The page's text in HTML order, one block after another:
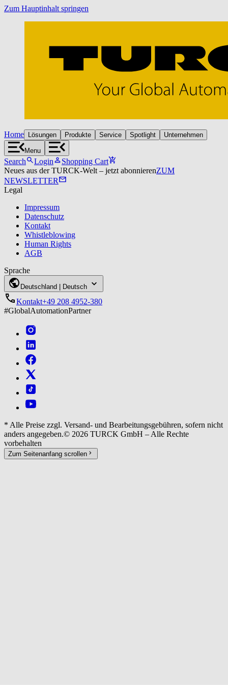
Zum Hauptinhalt springen
Home Lösungen Produkte Service Spotlight Unternehmen
Menu
Search Login
Shopping Cart
Neues aus der TURCK‑Welt – jetzt abonnierenZUM
NEWSLETTER
Legal
Impressum
Datenschutz
Kontakt
Whistleblowing
Human Rights
AGB
Sprache
Deutschland | Deutsch
Kontakt+49‍ 208 4952-380
#GlobalAutomationPartner
* Alle Preise zzgl. Versand- und Bearbeitungsgebühren, sofern nicht
anders angegeben.© 2026 TURCK GmbH – Alle Rechte
vorbehalten
Zum Seitenanfang scrollen